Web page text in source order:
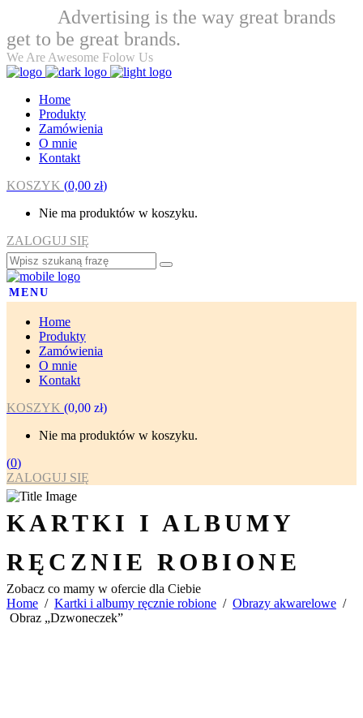
Advertising is the way great brands
get to be great brands.
We Are Awesome Folow Us
Home
Produkty
Zamówienia
O mnie
Kontakt
KOSZYK (0,00 zł)
Nie ma produktów w koszyku.
ZALOGUJ SIĘ
MENU
Home
Produkty
Zamówienia
O mnie
Kontakt
KOSZYK (0,00 zł)
Nie ma produktów w koszyku.
(0)
ZALOGUJ SIĘ
KARTKI I ALBUMY
RĘCZNIE ROBIONE
Zobacz co mamy w ofercie dla Ciebie
Home / Kartki i albumy ręcznie robione / Obrazy akwarelowe /
Obraz „Dzwoneczek”